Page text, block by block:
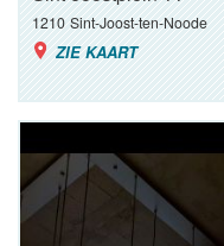
1210 Sint-Joost-ten-Noode
ZIE KAART